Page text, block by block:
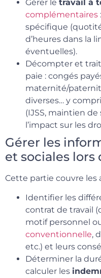
Gérer le travail à
complémentaires
spécifique
d’heures dans la
éventuelles).
Décompter et
paie : congés
maternité/
diverses… y
(IJSS, maintien
l’impact sur les
Gérer les
et sociales lors
Cette partie couvre les
Identifier les
contrat de travail
motif personnel
conventionnelle,
etc.) et leurs
Déterminer la
calculer les